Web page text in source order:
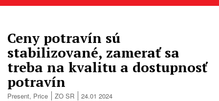
Ceny potravín sú
stabilizované, zamerať sa
treba na kvalitu a dostupnosť
potravín
Present, Price ZO SR 24.01 2024